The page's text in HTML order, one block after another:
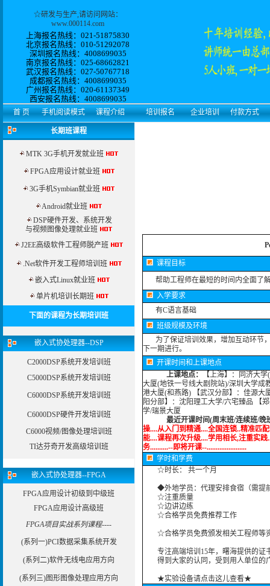
☆研发与生产,请访问网站：
www.000114.com
上海报名热线：021-51875830
北京报名热线：010-51292078
深圳报名热线：4008699035
南京报名热线：025-68662821
武汉报名热线：027-50767718
成都报名热线：4008699035
广州报名热线： 020-61137349
西安报名热线： 4008699035
首 页 手机阅读模式 课程介绍 培训报名 企业培训 付款方式
长期班课程
MTK 3G手机开发就业班
FPGA应用设计就业班
3G手机Symbian就业班
Android就业班
DSP硬件开发、系统开发
与视频图像处理就业班
J2EE高级软件工程师脱产班
.Net软件开发工程师培训班
嵌入式Linux就业班
单片机培训长期班
下面的课程为长期培训班
嵌入式协处理器--DSP
C2000DSP系统开发培训班
C5000DSP系统开发培训班
C6000DSP系统开发培训班
C6000DSP硬件开发培训班
C6000视频/图像处理培训班
TI达芬奇开发高级培训班
嵌入式协处理器--FPGA
FPGA应用设计初级到中级班
FPGA应用设计高级班
FPGA项目实战系列课程----
(系列一)PCI数据采集系统开发
(系列二)软件无线电应用方向
(系列三)图形图像处理应用方向
课程目标
帮助工程师在最短的时间内全面了
入学要求
有C语言基础
班级规模及环境
为了保证培训效果，增加互动环节，
下一期进行。
开课时间和上课地点
上课地点：
【上海】：同济大
大厦(地铁一号线大剧院站)/深圳大学成
港大厦(和燕路) 【武汉分部】：佳源大
阳分部】：沈阳理工大学/六宅臻品 【
学/瑞景大厦
最近开课时间(周末班/连续班/晚
操....从入门到精通....全国连锁..精准匹
能....课程再次升级....学用相长,注重实
务..........--即将开课--......................
学时和学费
☆时长： 共一个月
◆外地学员：代理安排食宿（需提
☆注重质量
☆边讲边练
☆合格学员免费推荐工作
☆合格学员免费颁发相关工程师等
专注高端培训15年，曙海提供的证
得到大家的认同，受到用人单位的
★实验设备请点击这儿查看★